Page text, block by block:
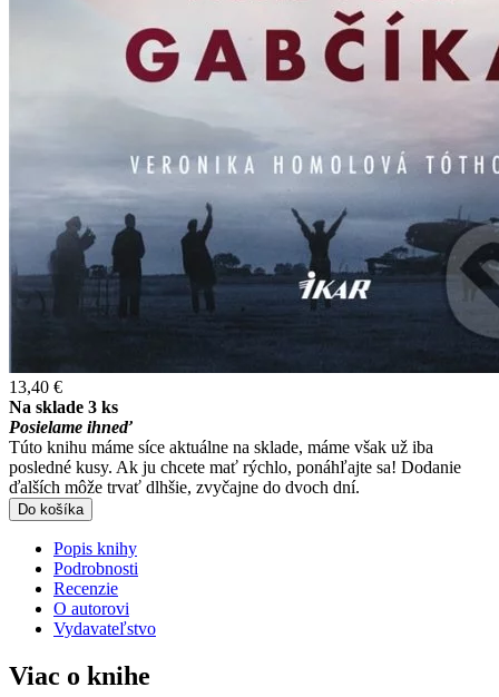
13,40 €
Na sklade 3 ks
Posielame ihneď
Túto knihu máme síce aktuálne na sklade, máme však už iba
posledné kusy. Ak ju chcete mať rýchlo, ponáhľajte sa! Dodanie
ďalších môže trvať dlhšie, zvyčajne do dvoch dní.
Do košíka
Popis knihy
Podrobnosti
Recenzie
O autorovi
Vydavateľstvo
Viac o knihe